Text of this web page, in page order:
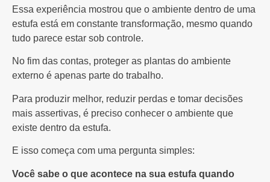
Essa experiência mostrou que o ambiente dentro de uma
estufa está em constante transformação, mesmo quando
tudo parece estar sob controle.
No fim das contas, proteger as plantas do ambiente
externo é apenas parte do trabalho.
Para produzir melhor, reduzir perdas e tomar decisões
mais assertivas, é preciso conhecer o ambiente que
existe dentro da estufa.
E isso começa com uma pergunta simples:
Você sabe o que acontece na sua estufa quando